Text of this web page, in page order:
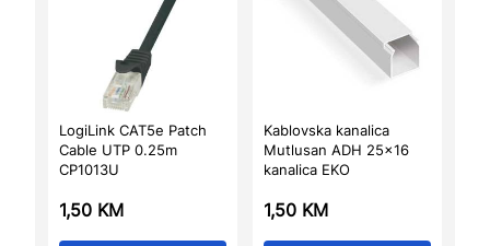
LogiLink CAT5e Patch
Cable UTP 0.25m
CP1013U
1,50 KM
Kablovska kanalica
Mutlusan ADH 25×16
kanalica EKO
1,50 KM